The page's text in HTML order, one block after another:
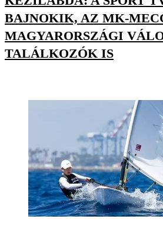
BAJNOKIK, AZ MK-
MAGYARORSZÁGI
TALÁLKOZÓK IS